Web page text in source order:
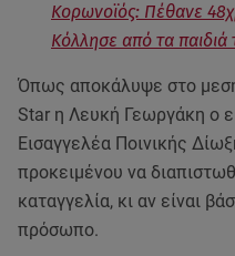
Κορωνοϊός: Πέθανε
Κόλλησε από τα παιδιά
Όπως αποκάλυψε στο
Star η Λευκή Γεωργάκη ο
Εισαγγελέα Ποινικής
προκειμένου να
καταγγελία, κι αν είναι
πρόσωπο.